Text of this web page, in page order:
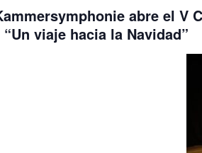
abre el V
viaje hacia la Navidad”